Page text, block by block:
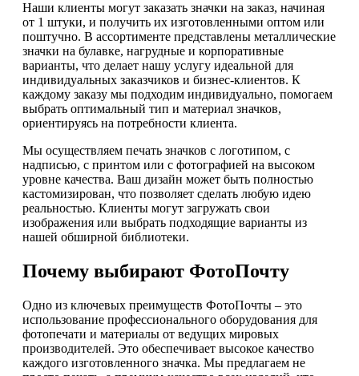
Наши клиенты могут заказать значки на заказ, начиная
от 1 штуки, и получить их изготовленными оптом или
поштучно. В ассортименте представлены металлические
значки на булавке, нагрудные и корпоративные
варианты, что делает нашу услугу идеальной для
индивидуальных заказчиков и бизнес-клиентов. К
каждому заказу мы подходим индивидуально, помогаем
выбрать оптимальный тип и материал значков,
ориентируясь на потребности клиента.
Мы осуществляем печать значков с логотипом, с
надписью, с принтом или с фотографией на высоком
уровне качества. Ваш дизайн может быть полностью
кастомизирован, что позволяет сделать любую идею
реальностью. Клиенты могут загружать свои
изображения или выбрать подходящие варианты из
нашей обширной библиотеки.
Почему выбирают ФотоПочту
Одно из ключевых преимуществ ФотоПочты – это
использование профессионального оборудования для
фотопечати и материалы от ведущих мировых
производителей. Это обеспечивает высокое качество
каждого изготовленного значка. Мы предлагаем не